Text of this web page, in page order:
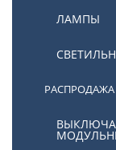
ЛАМПЫ
РАСПРОДАЖА